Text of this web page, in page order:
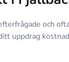
och
uppdrag